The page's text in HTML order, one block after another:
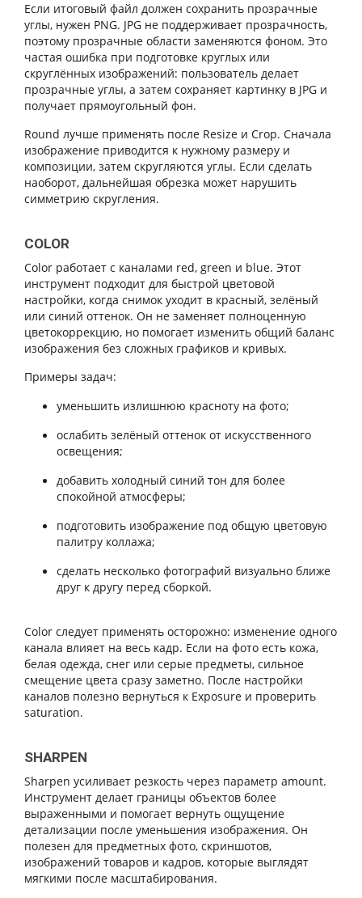
Если итоговый файл должен сохранить прозрачные
углы, нужен PNG. JPG не поддерживает прозрачность,
поэтому прозрачные области заменяются фоном. Это
частая ошибка при подготовке круглых или
скруглённых изображений: пользователь делает
прозрачные углы, а затем сохраняет картинку в JPG и
получает прямоугольный фон.
Round лучше применять после Resize и Crop. Сначала
изображение приводится к нужному размеру и
композиции, затем скругляются углы. Если сделать
наоборот, дальнейшая обрезка может нарушить
симметрию скругления.
COLOR
Color работает с каналами red, green и blue. Этот
инструмент подходит для быстрой цветовой
настройки, когда снимок уходит в красный, зелёный
или синий оттенок. Он не заменяет полноценную
цветокоррекцию, но помогает изменить общий баланс
изображения без сложных графиков и кривых.
Примеры задач:
уменьшить излишнюю красноту на фото;
ослабить зелёный оттенок от искусственного
освещения;
добавить холодный синий тон для более
спокойной атмосферы;
подготовить изображение под общую цветовую
палитру коллажа;
сделать несколько фотографий визуально ближе
друг к другу перед сборкой.
Color следует применять осторожно: изменение одного
канала влияет на весь кадр. Если на фото есть кожа,
белая одежда, снег или серые предметы, сильное
смещение цвета сразу заметно. После настройки
каналов полезно вернуться к Exposure и проверить
saturation.
SHARPEN
Sharpen усиливает резкость через параметр amount.
Инструмент делает границы объектов более
выраженными и помогает вернуть ощущение
детализации после уменьшения изображения. Он
полезен для предметных фото, скриншотов,
изображений товаров и кадров, которые выглядят
мягкими после масштабирования.